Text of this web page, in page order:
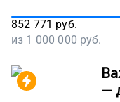
852 771 руб.
из 1 000 000 руб.
—